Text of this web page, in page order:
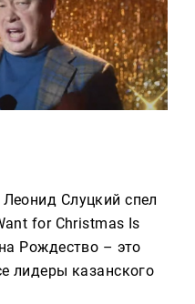
Слуцкий спел
for Christmas Is
Рождество – это
лидеры казанского